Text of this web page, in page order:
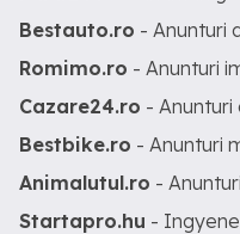
Bestauto.ro - Anunturi
Romimo.ro - Anunturi
Cazare24.ro -
Bestbike.ro - Anunturi
Animalutul.ro -
Startapro.hu -